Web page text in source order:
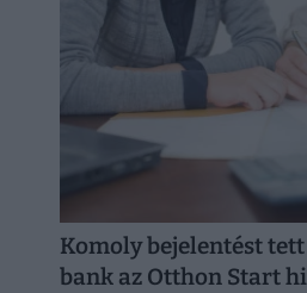
Komoly bejelentést
bank az Otthon Start